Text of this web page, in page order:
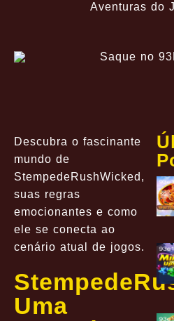
Aventuras do
Descubra o fascinante
mundo de
StempedeRushWicked,
suas regras
emocionantes e como
ele se conecta ao
cenário atual de jogos.
Uma